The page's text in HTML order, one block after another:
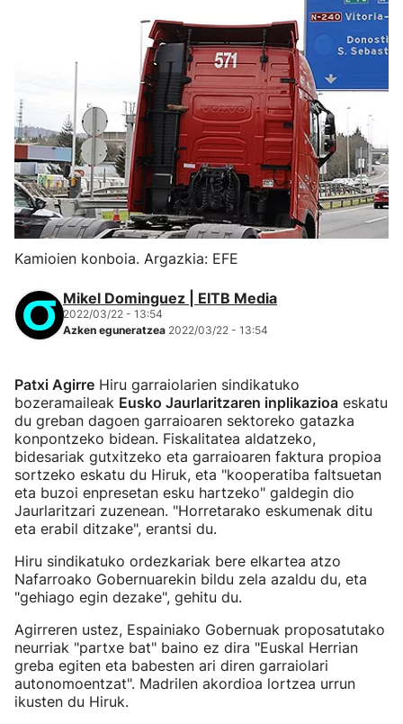
Kamioien konboia. Argazkia: EFE
Mikel Dominguez | EITB Media
2022/03/22 - 13:54
Azken eguneratzea 2022/03/22 - 13:54
Patxi Agirre Hiru garraiolarien sindikatuko
bozeramaileak Eusko Jaurlaritzaren inplikazioa eskatu
du greban dagoen garraioaren sektoreko gatazka
konpontzeko bidean. Fiskalitatea aldatzeko,
bidesariak gutxitzeko eta garraioaren faktura propioa
sortzeko eskatu du Hiruk, eta "kooperatiba faltsuetan
eta buzoi enpresetan esku hartzeko" galdegin dio
Jaurlaritzari zuzenean. "Horretarako eskumenak ditu
eta erabil ditzake", erantsi du.
Hiru sindikatuko ordezkariak bere elkartea atzo
Nafarroako Gobernuarekin bildu zela azaldu du, eta
"gehiago egin dezake", gehitu du.
Agirreren ustez, Espainiako Gobernuak proposatutako
neurriak "partxe bat" baino ez dira "Euskal Herrian
greba egiten eta babesten ari diren garraiolari
autonomoentzat". Madrilen akordioa lortzea urrun
ikusten du Hiruk.